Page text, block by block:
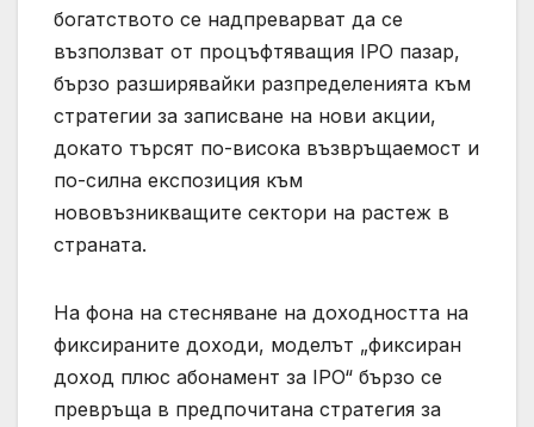
богатството се надпреварват да се
възползват от процъфтяващия IPO пазар,
бързо разширявайки разпределенията към
стратегии за записване на нови акции,
докато търсят по-висока възвръщаемост и
по-силна експозиция към
нововъзникващите сектори на растеж в
страната.
На фона на стесняване на доходността на
фиксираните доходи, моделът „фиксиран
доход плюс абонамент за IPO“ бързо се
превръща в предпочитана стратегия за